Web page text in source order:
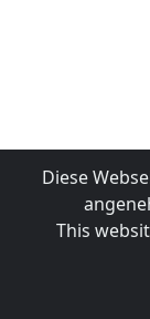
Diese
This